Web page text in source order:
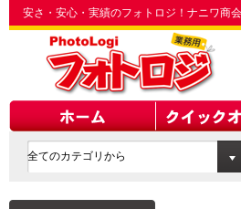
安さ・安心・実績のフォトロジ！ナニワ商